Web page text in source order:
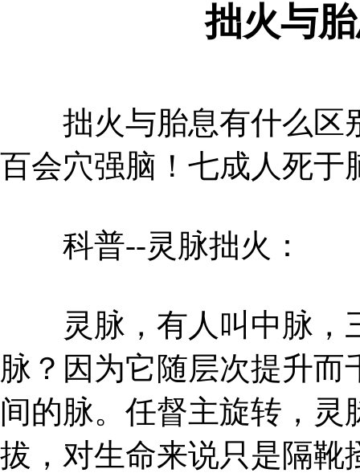
拙火与
拙火与胎息有什么区
百会穴强脑！七成人死于
科普--灵脉拙火：
灵脉，有人叫中脉，
脉？因为它随层次提升
间的脉。任督主旋转，
拔，对生命来说只是隔靴